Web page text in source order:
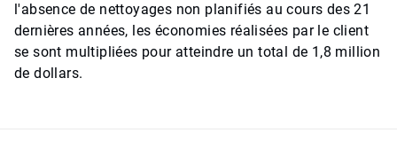
l'absence de nettoyages non planifiés au cours des 21
dernières années, les économies réalisées par le client
se sont multipliées pour atteindre un total de 1,8 million
de dollars.